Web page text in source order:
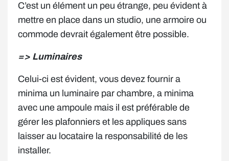
C’est un élément un peu étrange, peu évident à
mettre en place dans un studio, une armoire ou
commode devrait également être possible.
=> Luminaires
Celui-ci est évident, vous devez fournir a
minima un luminaire par chambre, a minima
avec une ampoule mais il est préférable de
gérer les plafonniers et les appliques sans
laisser au locataire la responsabilité de les
installer.